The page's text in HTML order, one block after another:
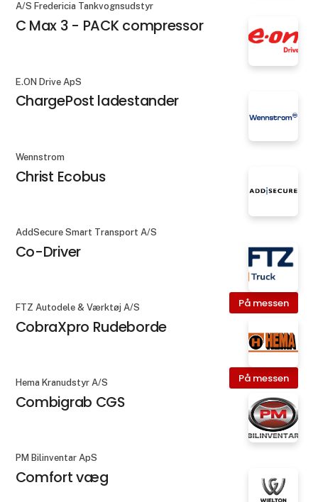
A/S Fredericia Tankvognsudstyr
C Max 3 - PACK compressor
E.ON Drive ApS
ChargePost ladestander
Wennstrom
Christ Ecobus
AddSecure Smart Transport A/S
Co-Driver
På messen
FTZ Autodele & Værktøj A/S
CobraXpro Rudeborde
På messen
Hema Kranudstyr A/S
Combigrab CGS
PM Bilinventar ApS
Comfort væg